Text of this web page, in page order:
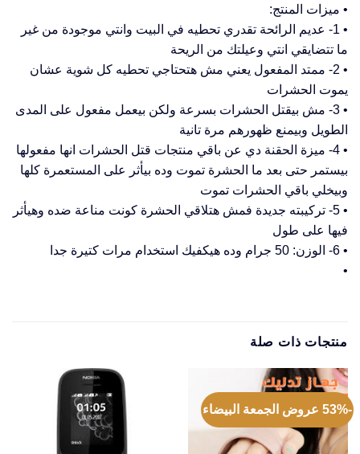
• ميزات المنتج:
• 1- عديم الرائحة تقدري تحطيه في البيت وانتي موجودة من غير
ما تتضايقي انتي وعيلتك من الريحة
• 2- ممتد المفعول يعني مش هتحتاجي تحطيه كل شوية عشان
يموت الحشرات
• 3- مش بيقتل الحشرات بسرعة ولكن بيعمل مفعول على المدى
الطويل وبيمنع ظهورهم مرة تانية
• 4- ميزة الحقنة دي عن باقي منتجات قتل الحشرات انها مفعولها
بيستمر حتى بعد ما الحشرة تموت وده بيأثر على المستعمرة كلها
وبيخلي باقي الحشرات تموت
• 5- تركيبته جديدة فمش هتلاقي الحشرة كونت مناعة ضده وهيأثر
فيها على طول
• 6- الوزن: 50 جرام وده هيكفيك استخدام مرات كتيرة جدا
•
منتجات ذات صلة
-53% عروض الجمعة البيضاء